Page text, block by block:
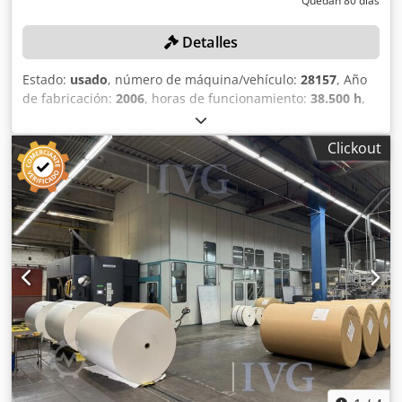
Detalles
Estado: usado, número de máquina/vehículo: 28157, Año
de fabricación: 2006, horas de funcionamiento: 38.500 h,
Máx. revoluciones del cilindro: 40.000 1/h, longitud del
tramo: 1.240 mm, ancho de la banda: 1.460 mm, máx.
velocidad de la banda: 13,78 m/s, formato: horizontal (60
páginas), 2ª unidad de plegado (reacondicionada y
adaptada en 2014): vertical (48 páginas), gramaje del
papel: 40-120 g/m², compuesto por: alimentación manual
de rollos de papel MAN ROLAND AUROload 1.0 (incluido
sistema de pesaje), cambiador de rollos MEGTEC DLC 3200,
año de fabricación: 2006, número de serie: 0187DJ, ancho
de la banda: 1.530 mm, 4 unidades de impresión dúplex
(sistema de lavado de mantas de caucho Oxy-Dry Brush,
sistema de lavado de la unidad de entintado, sistema
antiemulsionante, sistema de suministro de tinta),
humedecedor TECHNOTRANS Delta 400, dispositivo de
recogida de papel BALDWIN S18, control de registro de
Clickout